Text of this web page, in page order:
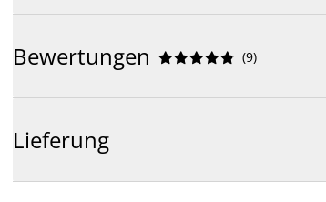
Bewertungen 




 (9)
Lieferung